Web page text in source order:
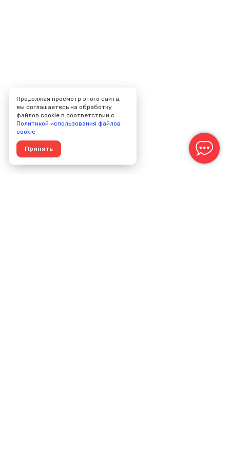
Продолжая просмотр этого сайта,
вы соглашаетесь на обработку
файлов cookie в соответствии с
Политикой использования файлов
cookie
Принять